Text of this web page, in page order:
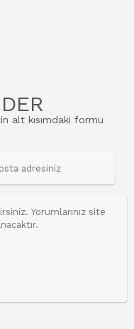
alt kısımdaki formu